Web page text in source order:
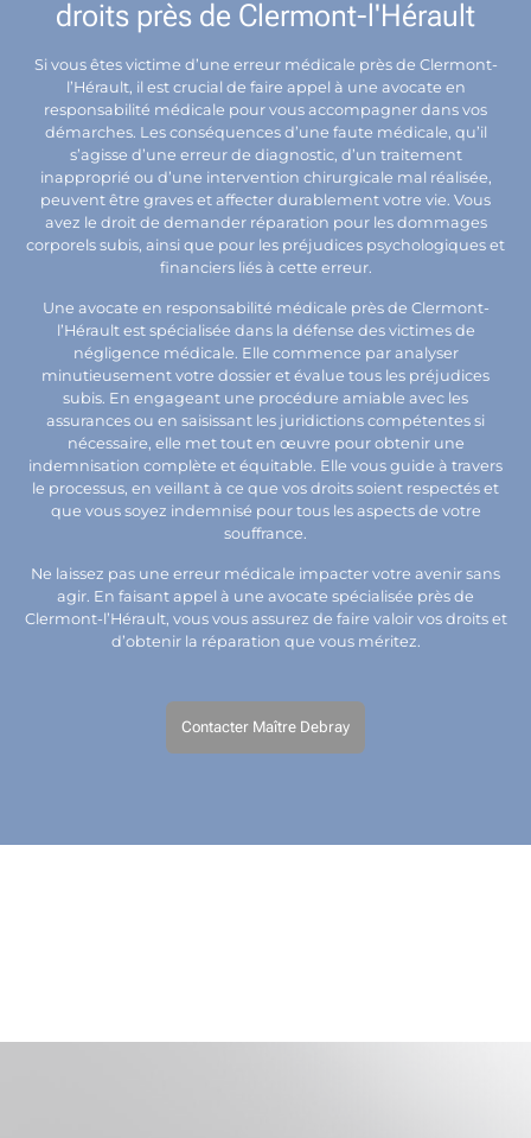
droits près de Clermont-l'Hérault
Si vous êtes victime d’une erreur médicale près de Clermont-
l’Hérault, il est crucial de faire appel à une avocate en
responsabilité médicale pour vous accompagner dans vos
démarches. Les conséquences d’une faute médicale, qu’il
s’agisse d’une erreur de diagnostic, d’un traitement
inapproprié ou d’une intervention chirurgicale mal réalisée,
peuvent être graves et affecter durablement votre vie. Vous
avez le droit de demander réparation pour les dommages
corporels subis, ainsi que pour les préjudices psychologiques et
financiers liés à cette erreur.
Une avocate en responsabilité médicale près de Clermont-
l’Hérault est spécialisée dans la défense des victimes de
négligence médicale. Elle commence par analyser
minutieusement votre dossier et évalue tous les préjudices
subis. En engageant une procédure amiable avec les
assurances ou en saisissant les juridictions compétentes si
nécessaire, elle met tout en œuvre pour obtenir une
indemnisation complète et équitable. Elle vous guide à travers
le processus, en veillant à ce que vos droits soient respectés et
que vous soyez indemnisé pour tous les aspects de votre
souffrance.
Ne laissez pas une erreur médicale impacter votre avenir sans
agir. En faisant appel à une avocate spécialisée près de
Clermont-l’Hérault, vous vous assurez de faire valoir vos droits et
d’obtenir la réparation que vous méritez.
Contacter Maître Debray